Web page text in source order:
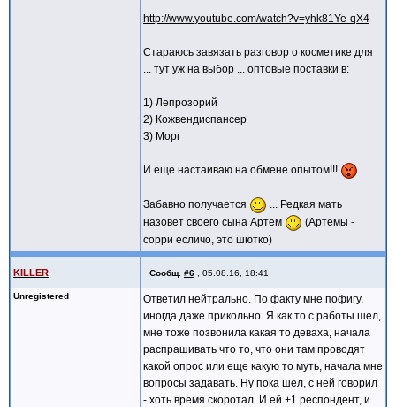
http://www.youtube.com/watch?v=yhk81Ye-qX4
Стараюсь завязать разговор о косметике для
... тут уж на выбор ... оптовые поставки в:
1) Лепрозорий
2) Кожвендиспансер
3) Морг
И еще настаиваю на обмене опытом!!!
Забавно получается
... Редкая мать
назовет своего сына Артем
(Артемы -
сорри есличо, это шютко)
KILLER Сообщ. #6 05.08.16, 18:41
Unregistered
Ответил нейтрально. По факту мне пофигу,
иногда даже прикольно. Я как то с работы шел,
мне тоже позвонила какая то деваха, начала
распрашивать что то, что они там проводят
какой опрос или еще какую то муть, начала мне
вопросы задавать. Ну пока шел, с ней говорил
- хоть время скоротал. И ей +1 респондент, и